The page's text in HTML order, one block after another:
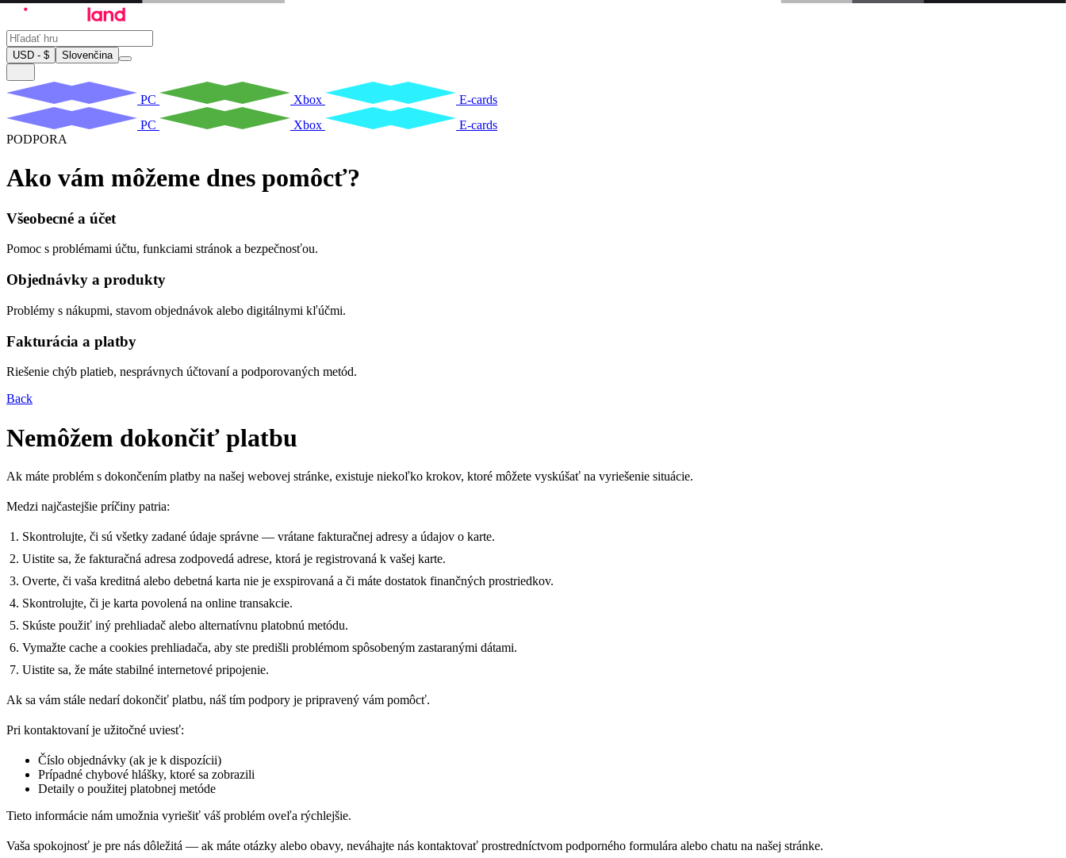
USD - $ Slovenčina
PC Xbox
E-cards
PC
Xbox
E-cards
PODPORA
Ako vám môžeme dnes pomôcť?
Všeobecné a účet
Pomoc s problémami účtu, funkciami stránok a bezpečnosťou.
Objednávky a produkty
Problémy s nákupmi, stavom objednávok alebo digitálnymi kľúčmi.
Fakturácia a platby
Riešenie chýb platieb, nesprávnych účtovaní a podporovaných metód.
Back
Nemôžem dokončiť platbu
Ak máte problém s dokončením platby na našej webovej stránke, existuje niekoľko krokov, ktoré môžete vyskúšať na vyriešenie situácie.
Medzi najčastejšie príčiny patria:
Skontrolujte, či sú všetky zadané údaje správne — vrátane fakturačnej adresy a údajov o karte.
Uistite sa, že fakturačná adresa zodpovedá adrese, ktorá je registrovaná k vašej karte.
Overte, či vaša kreditná alebo debetná karta nie je exspirovaná a či máte dostatok finančných prostriedkov.
Skontrolujte, či je karta povolená na online transakcie.
Skúste použiť iný prehliadač alebo alternatívnu platobnú metódu.
Vymažte cache a cookies prehliadača, aby ste predišli problémom spôsobeným zastaranými dátami.
Uistite sa, že máte stabilné internetové pripojenie.
Ak sa vám stále nedarí dokončiť platbu, náš tím podpory je pripravený vám pomôcť.
Pri kontaktovaní je užitočné uviesť:
Číslo objednávky (ak je k dispozícii)
Prípadné chybové hlášky, ktoré sa zobrazili
Detaily o použitej platobnej metóde
Tieto informácie nám umožnia vyriešiť váš problém oveľa rýchlejšie.
Vaša spokojnosť je pre nás dôležitá — ak máte otázky alebo obavy, neváhajte nás kontaktovať prostredníctvom podporného formulára alebo chatu na našej stránke.